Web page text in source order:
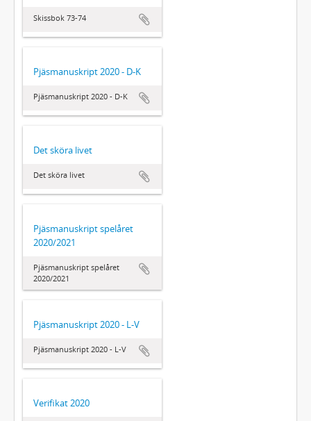
Skissbok 73-74
Pjäsmanuskript 2020 - D-K
Pjäsmanuskript 2020 - D-K
Det sköra livet
Det sköra livet
Pjäsmanuskript spelåret
2020/2021
Pjäsmanuskript spelåret
2020/2021
Pjäsmanuskript 2020 - L-V
Pjäsmanuskript 2020 - L-V
Verifikat 2020